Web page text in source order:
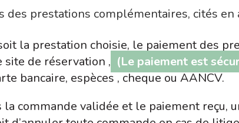
des prestations complémentaires, cités en
la prestation choisie, le paiement des
site de réservation , (Le paiement est
bancaire, espèces , cheque ou AANCV.
validée et le paiement reçu,